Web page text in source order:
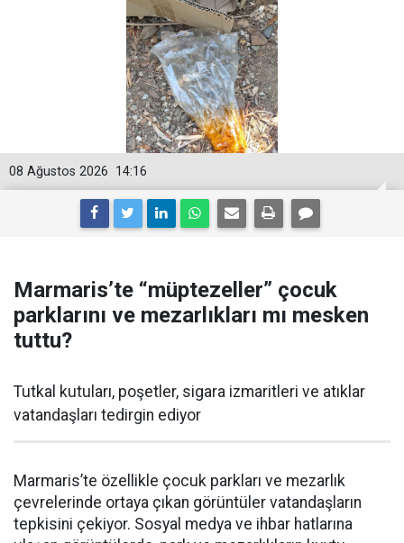
14:16
08 Ağustos 2026
Marmaris’te “müptezeller” çocuk
parklarını ve mezarlıkları mı mesken
tuttu?
Tutkal kutuları, poşetler, sigara izmaritleri ve atıklar
vatandaşları tedirgin ediyor
Marmaris’te özellikle çocuk parkları ve mezarlık
çevrelerinde ortaya çıkan görüntüler vatandaşların
tepkisini çekiyor. Sosyal medya ve ihbar hatlarına